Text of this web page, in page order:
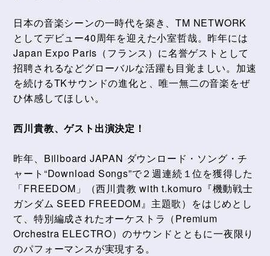
日本の音楽シーンの一時代を築き、TM NETWORK
としてデビュー40周年を迎えた小室哲哉。昨年には
Japan Expo Paris（フランス）に名誉ゲストとして
招聘されるなどグローバルな活躍も目覚ましい。加速
を続けるTKサウンドの進化と、唯一無二の音楽をぜ
ひ体感してほしい。
西川貴教、ゲスト出演決定！
昨年、Billboard JAPAN ダウンロード・ソング・チ
ャート“Download Songs”で２週連続１位を獲得した
「FREEDOM」（西川貴教 with t.komuro『機動戦士
ガンダム SEED FREEDOM』主題歌）をはじめとし
て、特別編成されたオーケストラ（Premium
Orchestra ELECTRO）のサウンドとともに一夜限り
のパフォーマンスが実現する。